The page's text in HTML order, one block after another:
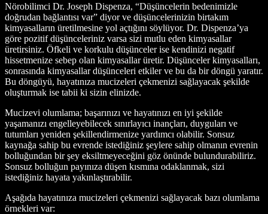
Nörobilimci Dr. Joseph Dispenza, “Düşüncelerin bedenimizle
doğrudan bağlantısı var” diyor ve düşüncelerinizin birtakım
kimyasalların üretilmesine yol açtığını söylüyor. Dr. Dispenza’ya
göre pozitif düşünceleriniz varsa sizi mutlu eden kimyasallar
üretirsiniz. Öfkeli ve korkulu düşünceler ise kendinizi negatif
hissetmenize sebep olan kimyasallar üretir. Düşünceler kimyasalları,
sonrasında kimyasallar düşünceleri etkiler ve bu da bir döngü yaratır.
Bu döngüyü, hayatınıza mucizeleri çekmenizi sağlayacak şekilde
oluşturmak ise tabii ki sizin elinizde.
Mucizevi olumlama; başarınızı ve hayatınızı en iyi şekilde
yaşamanızı engelleyebilecek sınırlayıcı inançları, duyguları ve
tutumları yeniden şekillendirmenize yardımcı olabilir. Sonsuz
kaynağa sahip bu evrende istediğiniz şeylere sahip olmanın evrenin
bolluğundan bir şey eksiltmeyeceğini göz önünde bulundurabiliriz.
Sonsuz bolluğun payınıza düşen kısmına odaklanmak, sizi
istediğiniz hayata yakınlaştırabilir.
Aşağıda hayatınıza mucizeleri çekmenizi sağlayacak bazı olumlama
örnekleri var: